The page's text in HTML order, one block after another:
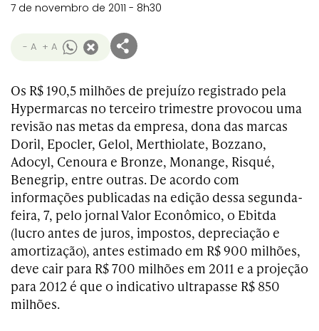
7 de novembro de 2011 - 8h30
- A + A
Os R$ 190,5 milhões de prejuízo registrado pela
Hypermarcas no terceiro trimestre provocou uma
revisão nas metas da empresa, dona das marcas
Doril, Epocler, Gelol, Merthiolate, Bozzano,
Adocyl, Cenoura e Bronze, Monange, Risqué,
Benegrip, entre outras. De acordo com
informações publicadas na edição dessa segunda-
feira, 7, pelo jornal Valor Econômico, o Ebitda
(lucro antes de juros, impostos, depreciação e
amortização), antes estimado em R$ 900 milhões,
deve cair para R$ 700 milhões em 2011 e a projeção
para 2012 é que o indicativo ultrapasse R$ 850
milhões.